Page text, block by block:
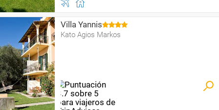
Villa Yannis
Kato Agios Markos